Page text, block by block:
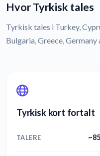
Hvor Tyrkisk tales
Tyrkisk tales i Turkey,
Bulgaria, Greece,
Tyrkisk kort fortalt
TALERE